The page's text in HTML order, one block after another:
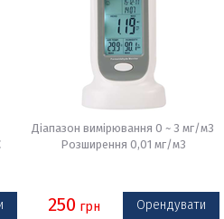
Діапазон вимірювання 0 ~ 3 мг/м3
Розширення 0,01 мг/м3
250 грн Орендувати